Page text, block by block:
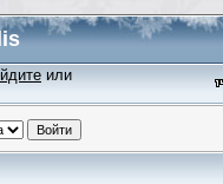
или